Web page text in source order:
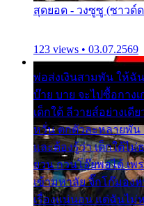
สุดยอด - วงซูซู (ซาวด์
123 views • 03.07.2569
พ่อส่งเงินสามพัน ให้ฉั
บ๊าย บาย จะไปซื้อกางเ
เด็กใต้ ลีวายส์อย่างเดี
หวั่น ตกตัวละหลายพัน
และต้องรู้ว่า เด็กใต้ไม่
ยวน กวนโอ๊ยพอได้ เพ
เข้ามหาลัย จิ๊กโก๊มอง
เรื่องแน่นอน แต่ฉันไม่